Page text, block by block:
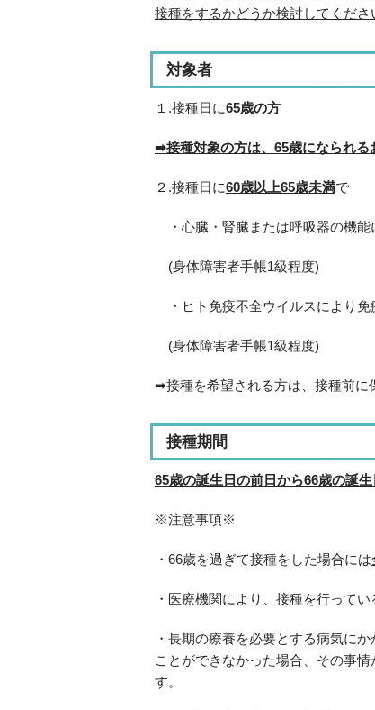
接種をするかどうか検討してくださ
対象者
１.接種日に65歳の方
➡接種対象の方は、65歳になられる
２.接種日に60歳以上65歳未満で
・心臓・腎臓または呼吸器の機能
(身体障害者手帳1級程度)
・ヒト免疫不全ウイルスにより免
(身体障害者手帳1級程度)
➡接種を希望される方は、接種前に
接種期間
65歳の誕生日の前日から66歳の誕
※注意事項※
・66歳を過ぎて接種をした場合には
・医療機関により、接種を行って
・長期の療養を必要とする病気に
ことができなかった場合、その事
す。